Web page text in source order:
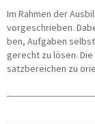
Im Rah­men der
vor­ge­schrie­ben.
ben, Auf­ga­ben
ge­recht zu lösen.
satz­be­rei­chen zu